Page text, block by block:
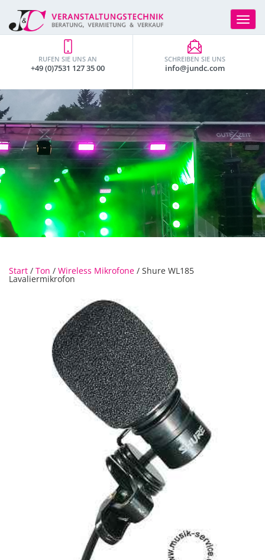
Toggle
SCHREIBEN SIE UNS
info@jundc.com
RUFEN SIE UNS AN
+49 (0)7531 127 35 00
Start / Ton / Wireless Mikrofone / Shure WL185
Lavaliermikrofon